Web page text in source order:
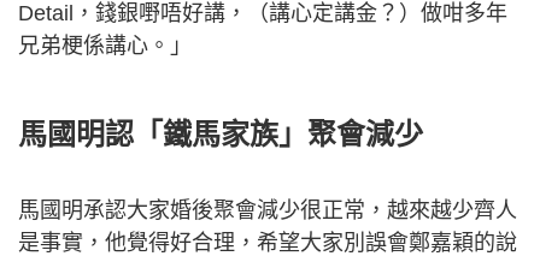
Detail，錢銀嘢唔好講，（講心定講金？）做咁多年
兄弟梗係講心。」
馬國明認「鐵馬家族」聚會減少
馬國明承認大家婚後聚會減少很正常，越來越少齊人
是事實，他覺得好合理，希望大家別誤會鄭嘉穎的說